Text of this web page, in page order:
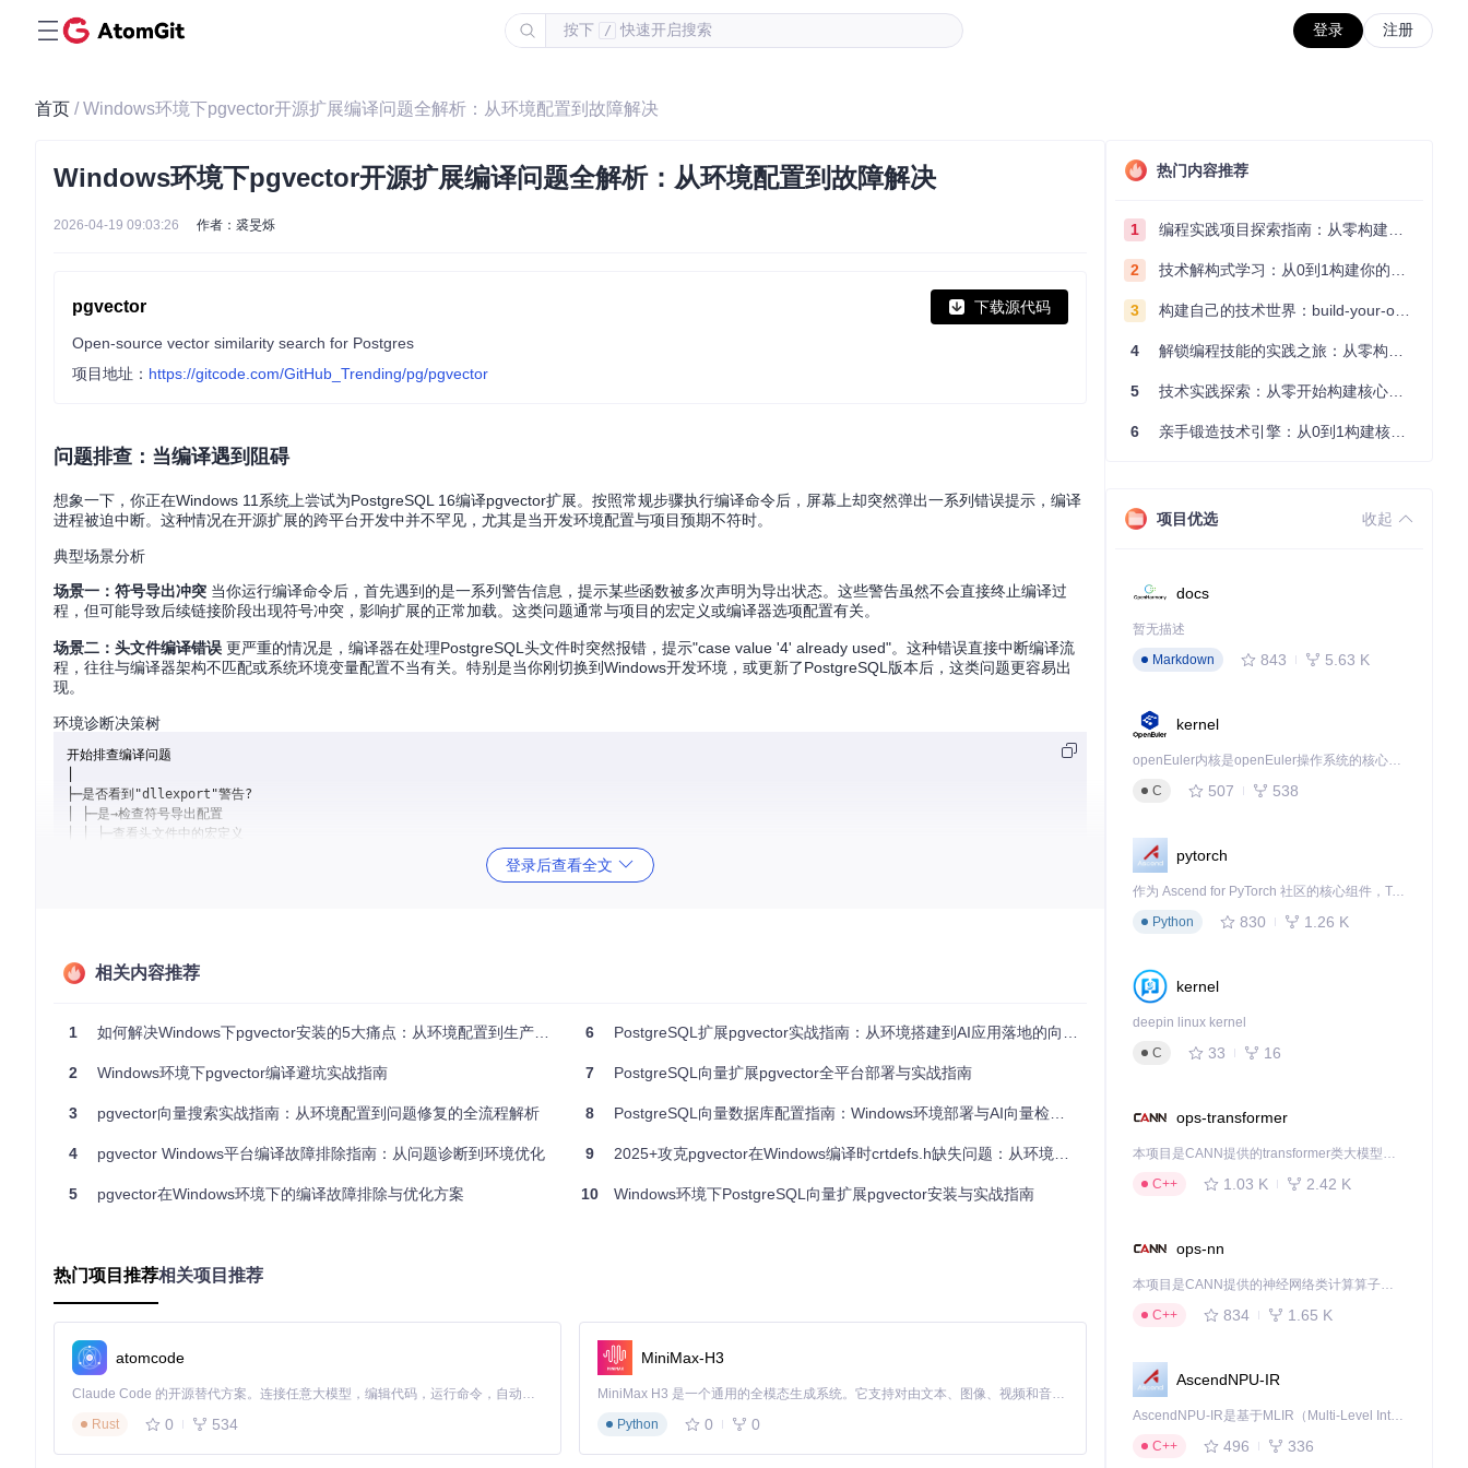
按下 / 快速开启搜索 登录 注册
首页 / Windows环境下pgvector开源扩展编译问题全解析：从环境配置到故障解决
Windows环境下pgvector开源扩展编译问题全解析：从环境配置到故障解决
2026-04-19 09:03:26 作者：裘旻烁
pgvector 下载源代码
Open-source vector similarity search for Postgres
项目地址： https://gitcode.com/GitHub_Trending/pg/pgvector
问题排查：当编译遇到阻碍
想象一下，你正在Windows 11系统上尝试为PostgreSQL 16编译pgvector扩展。按照常规步骤执行编译命令后，屏幕上却突然弹出一系列错误提示，编译
进程被迫中断。这种情况在开源扩展的跨平台开发中并不罕见，尤其是当开发环境配置与项目预期不符时。
典型场景分析
场景一：符号导出冲突 当你运行编译命令后，首先遇到的是一系列警告信息，提示某些函数被多次声明为导出状态。这些警告虽然不会直接终止编译过
程，但可能导致后续链接阶段出现符号冲突，影响扩展的正常加载。这类问题通常与项目的宏定义或编译器选项配置有关。
场景二：头文件编译错误 更严重的情况是，编译器在处理PostgreSQL头文件时突然报错，提示"case value '4' already used"。这种错误直接中断编译流
程，往往与编译器架构不匹配或系统环境变量配置不当有关。特别是当你刚切换到Windows开发环境，或更新了PostgreSQL版本后，这类问题更容易出
现。
环境诊断决策树
开始排查编译问题
├─是否看到"dllexport"警告?
│ ├─是→检查符号导出配置
│ │ ├─查看头文件中的宏定义
│ ├─是→检查编译器架构
│ │ └─检查SIZEOF_DATUM宏定义值
│ └─否→检查其他头文件依赖
└─其他错误→检查系统环境变量
  ├─确认Visual Studio版本兼容性
当面对编译问题时，采用系统化的故障树分析方法可以帮助你快速定位根本原因。以下是针对pgvector在Windows环境下编译问题的完整解决方案。
环境配置检查清单
预期结果
编译器架构
⭐⭐⭐
PostgreSQL版本 pg_config --version 16.x (64-bit) ⭐⭐⭐
登录后查看全文
相关内容推荐
1 如何解决Windows下pgvector安装的5大痛点：从环境配置到生产落地全攻略
2 Windows环境下pgvector编译避坑实战指南
3 pgvector向量搜索实战指南：从环境配置到问题修复的全流程解析
4 pgvector Windows平台编译故障排除指南：从问题诊断到环境优化
5 pgvector在Windows环境下的编译故障排除与优化方案
6 PostgreSQL扩展pgvector实战指南：从环境搭建到AI应用落地的向量数据库解决方案
7 PostgreSQL向量扩展pgvector全平台部署与实战指南
8 PostgreSQL向量数据库配置指南：Windows环境部署与AI向量检索实现方案
9 2025+攻克pgvector在Windows编译时crtdefs.h缺失问题：从环境诊断到突破方案
10 Windows环境下PostgreSQL向量扩展pgvector安装与实战指南
热门项目推荐相关项目推荐
atomcode
Claude Code 的开源替代方案。连接任意大模型，编辑代码，运行命令，自动验证 — 全自动执行。用 Rust 构建，极致性能。 ｜ An open-source alternative to Claude Code. Connect any LLM, edit code, run commands, and verify changes — autonomously. Built in Rust for speed. Get Started
Rust
0 534
MiniMax-H3
MiniMax H3 是一个通用的全模态生成系统。它支持对由文本、图像、视频和音频组成的多模态上下文进行统一理解，并能生成分辨率高达 2K、时长可达 15 秒的带原生立体声音频的视频。得益于面向任务泛化的系统设计，H3 在预训练阶段就已具备广泛的多模态上下文理解与生成能力，能够出色地执行复杂的多模态指令。
Python
0 0
热门内容推荐
1 编程实践项目探索指南：从零构建技术能力体系
2 技术解构式学习：从0到1构建你的编程知识体系
3 构建自己的技术世界：build-your-own-x项目的实践探索指南
4 解锁编程技能的实践之旅：从零构建你的技术世界
5 技术实践探索：从零开始构建核心系统的实践指南
6 亲手锻造技术引擎：从0到1构建核心系统的实践指南
项目优选 收起
docs
暂无描述
Markdown
843 5.63 K
kernel
openEuler内核是openEuler操作系统的核心，既是系统性能与稳定性的基石，也是连接处理器、设备与服务的桥梁。
C
507 538
pytorch
作为 Ascend for PyTorch 社区的核心组件，TorchNPU 是昇腾专为 PyTorch 打造的深度学习适配插件，使 PyTorch 框架能够直接调用昇腾 NPU，为开发者提供昇腾 AI 处理器的超强算力。
Python
830 1.26 K
kernel
deepin linux kernel
C
33 16
ops-transformer
本项目是CANN提供的transformer类大模型算子库，实现网络在NPU上加速计算。
C++
1.03 K 2.42 K
ops-nn
本项目是CANN提供的神经网络类计算算子库，实现网络在NPU上加速计算。
C++
834 1.65 K
AscendNPU-IR
AscendNPU-IR是基于MLIR（Multi-Level Intermediate Representation）构建的，面向昇腾亲和算子编译时使用的中间表示，提供昇腾完备表达能力，通过编译优化提升昇腾AI处理器计算效率，支持通过生态框架使能昇腾AI处理器与深度调优
C++
496 336